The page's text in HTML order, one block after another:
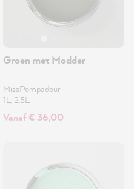
Groen met Modder
MissPompadour
1L, 2.5L
Vanaf € 36,00